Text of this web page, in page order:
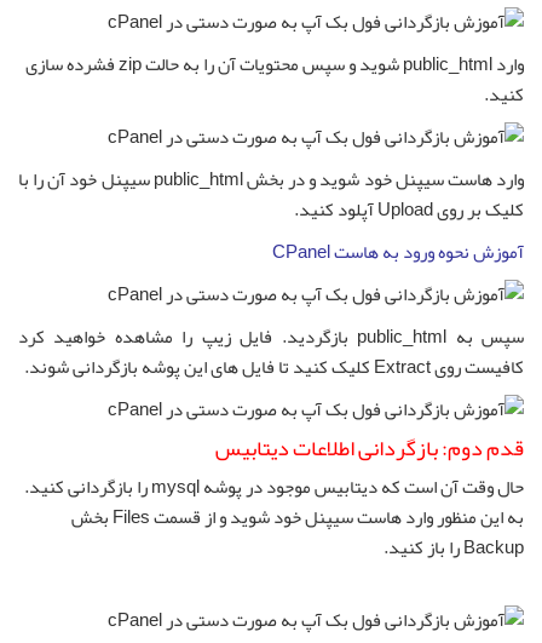
وارد public_html شوید و سپس محتویات آن را به حالت zip فشرده سازی
کنید.
وارد هاست سیپنل خود شوید و در بخش public_html سیپنل خود آن را با
کلیک بر روی Upload آپلود کنید.
آموزش نحوه ورود به هاست CPanel
سپس به public_html بازگردید. فایل زیپ را مشاهده خواهید کرد
کافیست روی Extract کلیک کنید تا فایل های این پوشه بازگردانی شوند.
قدم دوم: بازگردانی اطلاعات دیتابیس
حال وقت آن است که دیتابیس موجود در پوشه mysql را بازگردانی کنید.
به این منظور وارد هاست سیپنل خود شوید و از قسمت Files بخش
Backup را باز کنید.